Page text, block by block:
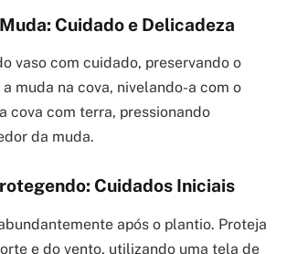
Cuidado e Delicadeza
vaso com cuidado, preservando o
muda na cova, nivelando-a com o
cova com terra, pressionando
da muda.
Cuidados Iniciais
após o plantio. Proteja
e do vento, utilizando uma tela de